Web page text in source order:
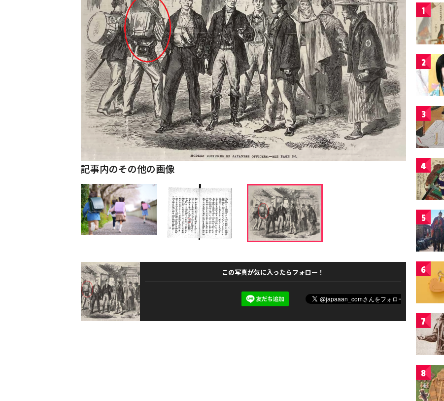
記事内のその他の画像
この写真が気に入ったらフォロー！
1
2
3
4
5
6
7
8